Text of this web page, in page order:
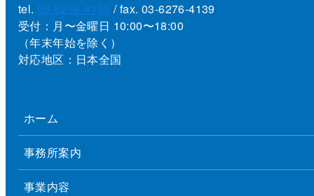
tel. 03-6276-4138 / fax. 03-6276-4139
受付：月〜金曜日 10:00〜18:00
（年末年始を除く）
対応地区：日本全国
ホーム
事務所案内
事業内容